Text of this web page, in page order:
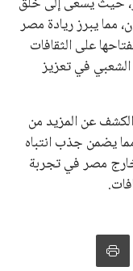
القارية المختلفة،
إلى دعم غالبية
ساهمت مجموعة من
الاتحادات، فضلاً
بطولات دولية
داخل القارة
إلى إنفانتينو
ذلك على الجدول
سياساته تضر بصناعة